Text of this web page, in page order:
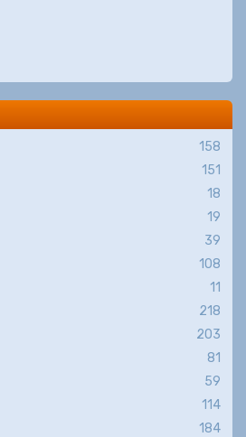
158
151
18
19
39
108
11
218
203
81
59
114
184